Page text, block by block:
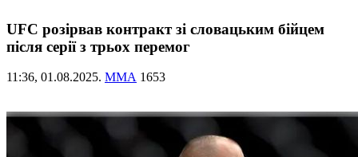
UFC розірвав контракт зі словацьким бійцем
після серії з трьох перемог
11:36, 01.08.2025. ММА 1653